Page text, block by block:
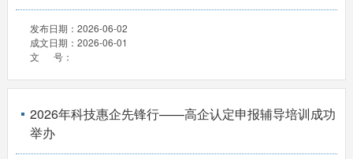
发布日期： 2026-06-02
成文日期： 2026-06-01
文 号：
2026年科技惠企先锋行——高企认定申报辅导培训成功
举办